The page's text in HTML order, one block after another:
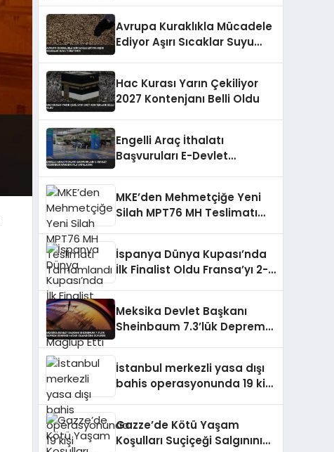
Avrupa Kuraklıkla Mücadele
Ediyor Aşırı Sıcaklar Suyu
Hac Kurası Yarın Çekiliyor
2027 Kontenjanı Belli Oldu
Engelli Araç İthalatı
Başvuruları E-Devlet
MKE’den Mehmetçiğe Yeni
Silah MPT76 MH Teslimatı
İspanya Dünya Kupası’nda
İlk Finalist Oldu Fransa’yı 2-0
Meksika Devlet Başkanı
Sheinbaum 7.3’lük Deprem
İstanbul merkezli yasa dışı
bahis operasyonunda 19 kişi
Gazze’de Kötü Yaşam
Koşulları Suçiçeği Salgınını